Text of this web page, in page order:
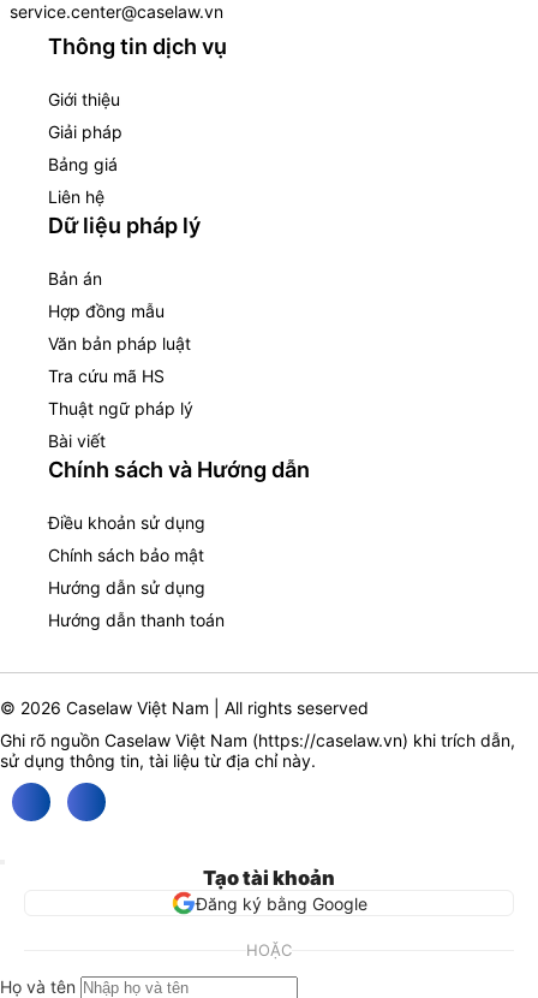
service.center@caselaw.vn
Thông tin dịch vụ
Giới thiệu
Giải pháp
Bảng giá
Liên hệ
Dữ liệu pháp lý
Bản án
Hợp đồng mẫu
Văn bản pháp luật
Tra cứu mã HS
Thuật ngữ pháp lý
Bài viết
Chính sách và Hướng dẫn
Điều khoản sử dụng
Chính sách bảo mật
Hướng dẫn sử dụng
Hướng dẫn thanh toán
© 2026 Caselaw Việt Nam | All rights seserved
Ghi rõ nguồn Caselaw Việt Nam (https://caselaw.vn) khi trích dẫn,
sử dụng thông tin, tài liệu từ địa chỉ này.
Tạo tài khoản
Đăng ký bằng Google
HOẶC
Họ và tên